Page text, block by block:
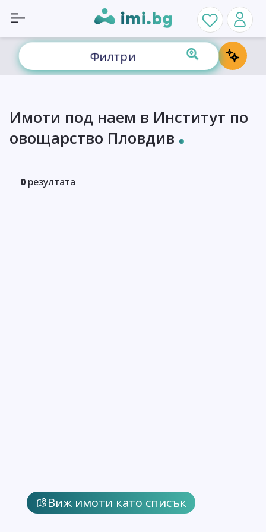
Филтри
Виж имоти като списък
Имоти под наем в Институт по
овощарство Пловдив
0 резултата